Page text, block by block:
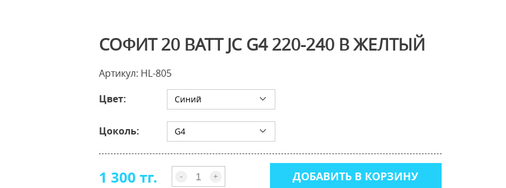
СОФИТ 20 ВАТТ JC G4 220-240 В ЖЕЛТЫЙ
Артикул: HL-805
Цвет:
Синий
Цоколь: G4
1 300 тг. - + ДОБАВИТЬ В КОРЗИНУ